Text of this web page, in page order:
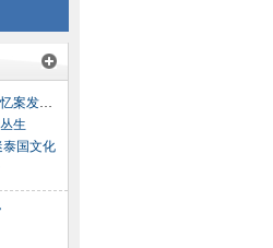
直击现场：美海军司令部枪击案亲历者回忆案发细节
生
国文化